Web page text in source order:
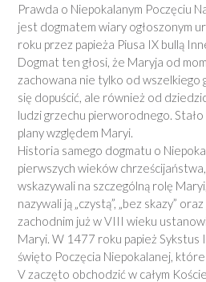
Prawda o Niepokalanym Poczęciu
jest dogmatem wiary ogłoszonym
roku przez papieża Piusa IX bullą
Dogmat ten głosi, że Maryja od
zachowana nie tylko od wszelkiego
się dopuścić, ale również od
ludzi grzechu pierworodnego. Stało
plany względem Maryi.
Historia samego dogmatu o
pierwszych wieków
wskazywali na szczególną rolę
nazywali ją „czystą”, „bez skazy”
zachodnim już w VIII wieku
Maryi. W 1477 roku papież Sykstus
święto Poczęcia Niepokalanej,
V zaczęto obchodzić w całym